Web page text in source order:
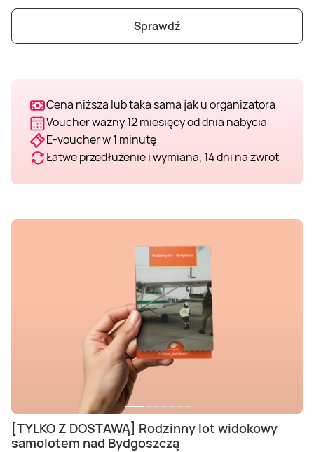
Weekend w SPA
Masaż klasyczny
Masaż sportowy
Masaż Shiatsu
Masaż czekoladą
Masaż Karku
Masaż orientalny
Pojazdy specjalne
Jazda czołgiem
Pojazdy militarne
Fitness
Wspinaczka
Tenis
Kurs żeglarski
SUP
Sprawdź
Cena niższa lub taka sama jak u organizatora
Voucher ważny 12 miesięcy od dnia nabycia
E-voucher w 1 minutę
Łatwe przedłużenie i wymiana, 14 dni na zwrot
[TYLKO Z DOSTAWĄ] Rodzinny lot widokowy
samolotem nad Bydgoszczą